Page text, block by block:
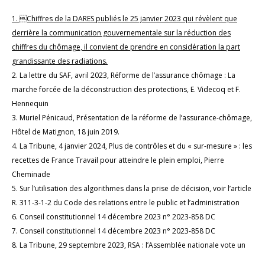
1. Chiffres de la DARES publiés le 25 janvier 2023 qui révèlent que
derrière la communication gouvernementale sur la réduction des
chiffres du chômage, il convient de prendre en considération la part
grandissante des radiations.
2. La lettre du SAF, avril 2023, Réforme de l’assurance chômage : La
marche forcée de la déconstruction des protections, E. Videcoq et F.
Hennequin
3. Muriel Pénicaud, Présentation de la réforme de l’assurance-chômage,
Hôtel de Matignon, 18 juin 2019.
4. La Tribune, 4 janvier 2024, Plus de contrôles et du « sur-mesure » : les
recettes de France Travail pour atteindre le plein emploi, Pierre
Cheminade
5. Sur l’utilisation des algorithmes dans la prise de décision, voir l’article
R. 311-3-1-2 du Code des relations entre le public et l’administration
6. Conseil constitutionnel 14 décembre 2023 n° 2023-858 DC
7. Conseil constitutionnel 14 décembre 2023 n° 2023-858 DC
8. La Tribune, 29 septembre 2023, RSA : l’Assemblée nationale vote un